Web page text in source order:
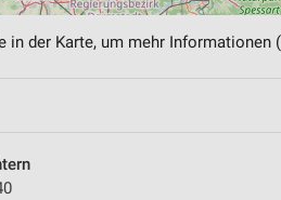
in der Karte, um mehr Informationen